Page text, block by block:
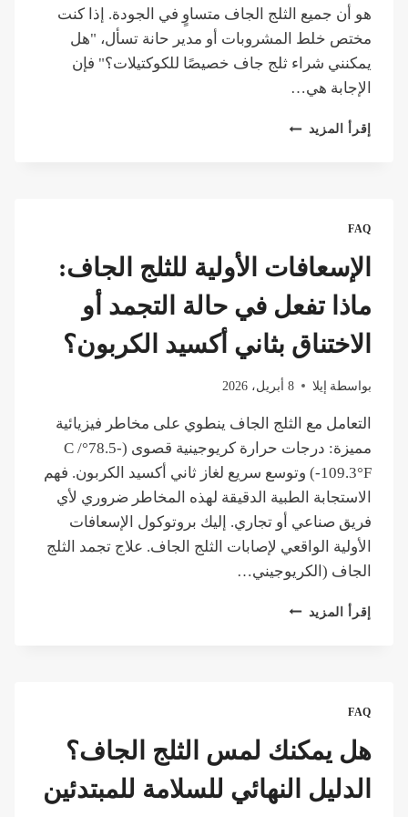
هو أن جميع الثلج الجاف متساوٍ في الجودة. إذا كنت
مختص خلط المشروبات أو مدير حانة تسأل، "هل
يمكنني شراء ثلج جاف خصيصًا للكوكتيلات؟" فإن
الإجابة هي…
إقرأ المزيد هل
تجده
FAQ
الإسعافات الأولية للثلج الجاف:
ماذا تفعل في حالة التجمد أو
الاختناق بثاني أكسيد الكربون؟
بواسطة إيلا 8 أبريل، 2026
التعامل مع الثلج الجاف ينطوي على مخاطر فيزيائية
مميزة: درجات حرارة كريوجينية قصوى (-78.5°C /
-109.3°F) وتوسع سريع لغاز ثاني أكسيد الكربون. فهم
الاستجابة الطبية الدقيقة لهذه المخاطر ضروري لأي
فريق صناعي أو تجاري. إليك بروتوكول الإسعافات
الأولية الواقعي لإصابات الثلج الجاف. علاج تجمد الثلج
الجاف (الكريوجيني…
إقرأ المزيد الإسعافات
حالة
التجمد
أو
الاختناق
FAQ
هل يمكنك لمس الثلج الجاف؟
الدليل النهائي للسلامة للمبتدئين